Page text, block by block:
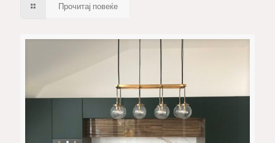
Прочитај повеќе